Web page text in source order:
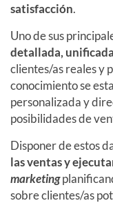
satisfacción.
Uno de sus
detallada,
clientes/as reales y
conocimiento se
personalizada y
posibilidades de
Disponer de estos
las ventas y
marketing
sobre clientes/as